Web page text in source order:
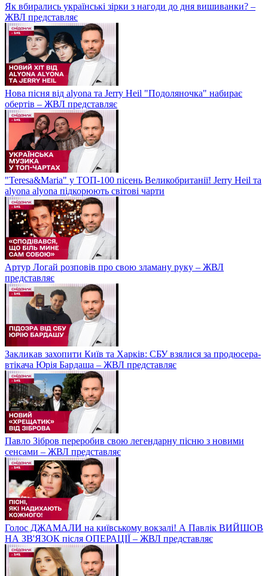
Як вбирались українські зірки з нагоди до дня вишиванки? –
ЖВЛ представляє
Нова пісня від alyona та Jerry Heil "Подоляночка" набирає
обертів – ЖВЛ представляє
"Teresa&Maria" у ТОП-100 пісень Великобританії! Jerry Heil та
alyona alyona підкорюють світові чарти
Артур Логай розповів про свою зламану руку – ЖВЛ
представляє
Закликав захопити Київ та Харків: СБУ взялися за продюсера-
втікача Юрія Бардаша – ЖВЛ представляє
Павло Зібров переробив свою легендарну пісню з новими
сенсами – ЖВЛ представляє
Голос ДЖАМАЛИ на київському вокзалі! А Павлік ВИЙШОВ
НА ЗВ'ЯЗОК після ОПЕРАЦІЇ – ЖВЛ представляє